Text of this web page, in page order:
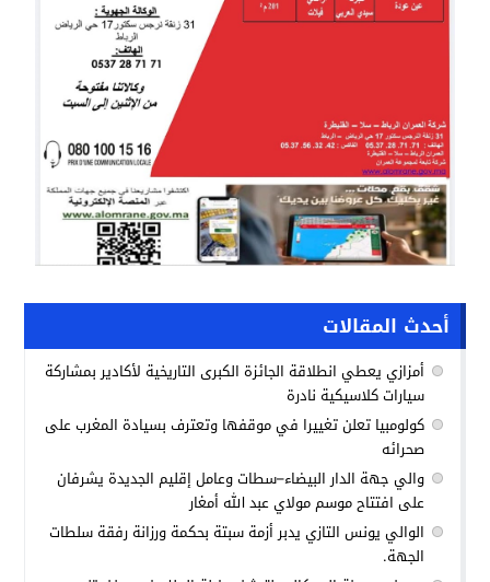
أحدث المقالات
أمزازي يعطي انطلاقة الجائزة الكبرى التاريخية لأكادير بمشاركة
سيارات كلاسيكية نادرة
كولومبيا تعلن تغييرا في موقفها وتعترف بسيادة المغرب على
صحرائه
والي جهة الدار البيضاء–سطات وعامل إقليم الجديدة يشرفان
على افتتاح موسم مولاي عبد الله أمغار
الوالي يونس التازي يدبر أزمة سبتة بحكمة ورزانة رفقة سلطات
الجهة.